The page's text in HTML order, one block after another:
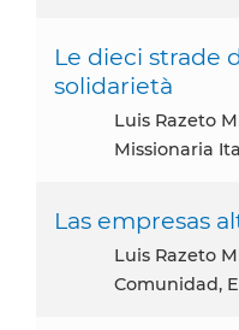
Le dieci strade
solidarietà
Luis Razeto Migliaro, EMI - Editrice
Missionaria
Las empresas
Luis Razeto Migliaro, Editorial Nordan
Comunidad,